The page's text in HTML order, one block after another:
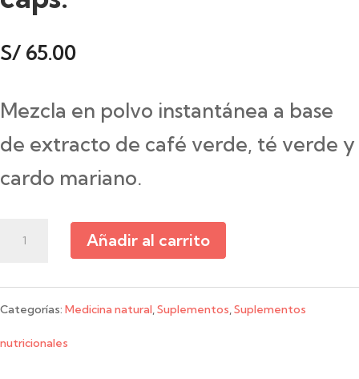
S/ 65.00
Mezcla en polvo instantánea a base
de extracto de café verde, té verde y
cardo mariano.
EcoValle
Trduce
Cápsulas
Añadir al carrito
Categorías: Medicina natural,Suplementos,Suplementos
nutricionales